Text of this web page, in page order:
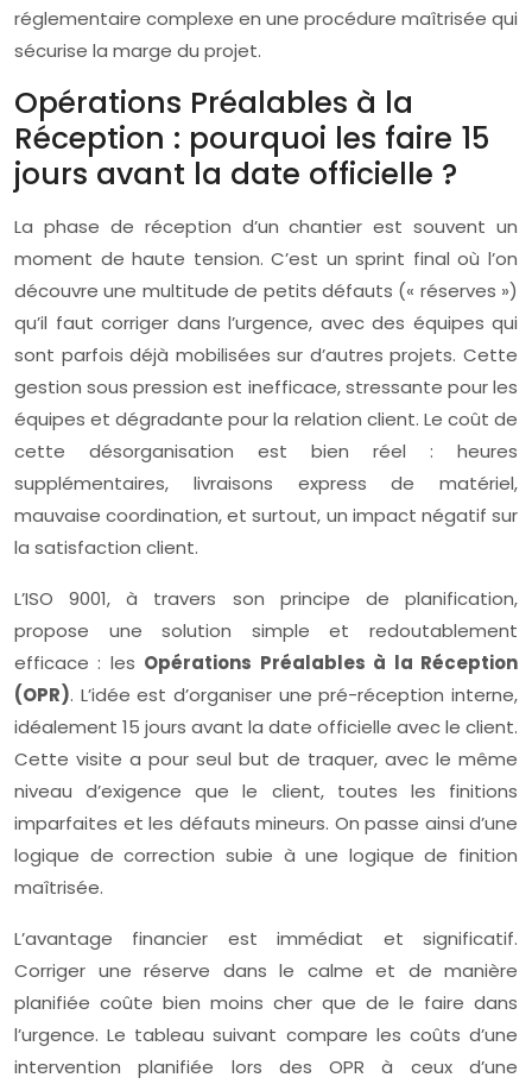
réglementaire complexe en une procédure maîtrisée qui
sécurise la marge du projet.
Opérations Préalables à la
Réception : pourquoi les faire 15
jours avant la date officielle ?
La phase de réception d’un chantier est souvent un
moment de haute tension. C’est un sprint final où l’on
découvre une multitude de petits défauts (« réserves »)
qu’il faut corriger dans l’urgence, avec des équipes qui
sont parfois déjà mobilisées sur d’autres projets. Cette
gestion sous pression est inefficace, stressante pour les
équipes et dégradante pour la relation client. Le coût de
cette désorganisation est bien réel : heures
supplémentaires, livraisons express de matériel,
mauvaise coordination, et surtout, un impact négatif sur
la satisfaction client.
L’ISO 9001, à travers son principe de planification,
propose une solution simple et redoutablement
efficace : les Opérations Préalables à la Réception
(OPR). L’idée est d’organiser une pré-réception interne,
idéalement 15 jours avant la date officielle avec le client.
Cette visite a pour seul but de traquer, avec le même
niveau d’exigence que le client, toutes les finitions
imparfaites et les défauts mineurs. On passe ainsi d’une
logique de correction subie à une logique de finition
maîtrisée.
L’avantage financier est immédiat et significatif.
Corriger une réserve dans le calme et de manière
planifiée coûte bien moins cher que de le faire dans
l’urgence. Le tableau suivant compare les coûts d’une
intervention planifiée lors des OPR à ceux d’une